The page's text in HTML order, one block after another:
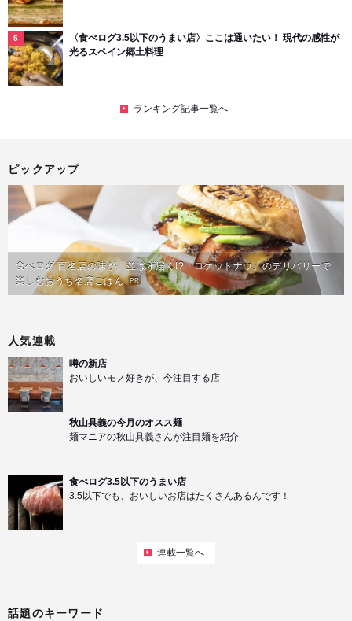
〈食べログ3.5以下のうまい店〉ここは通いたい！ 現代の感性が
光るスペイン郷土料理
ランキング記事一覧へ
ピックアップ
食べログ 百名店の味が、並ばず届く!?「ロケットナウ」のデリバリーで
楽しむおうち名店ごはん PR
人気連載
噂の新店
おいしいモノ好きが、今注目する店
秋山具義の今月のオスス麺
麺マニアの秋山具義さんが注目麺を紹介
食べログ3.5以下のうまい店
3.5以下でも、おいしいお店はたくさんあるんです！
連載一覧へ
話題のキーワード